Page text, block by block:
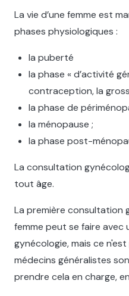
La vie d’une femme est
phases physiologiques :
la puberté
la phase « d’activité
contraception, la
la phase de
la ménopause ;
la phase post-
La consultation
tout âge.
La première consultation
femme peut se faire avec
gynécologie, mais ce
médecins généralistes
prendre cela en charge,